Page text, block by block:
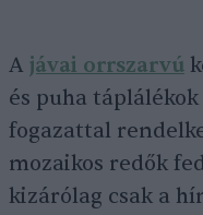
A jávai orrszarvú
és puha
fogazattal
mozaikos redők
kizárólag csak a